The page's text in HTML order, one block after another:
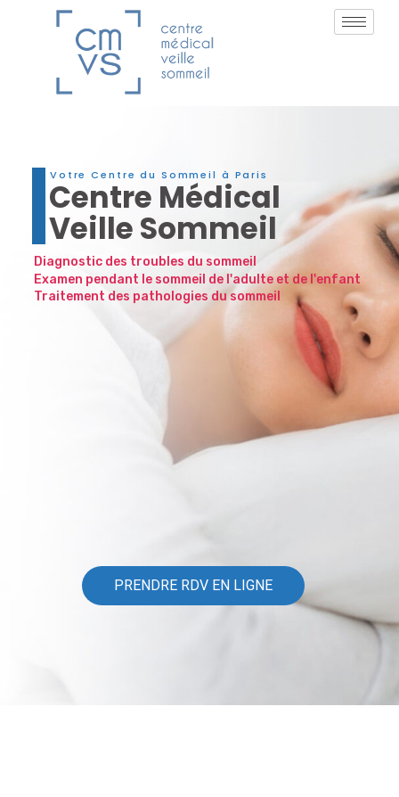
Votre Centre du Sommeil à Paris
Diagnostic des troubles du sommeil
Centre Médical
Veille Sommeil
Examen pendant le sommeil de l'adulte et de l'enfant
Traitement des pathologies du sommeil
PRENDRE RDV EN LIGNE